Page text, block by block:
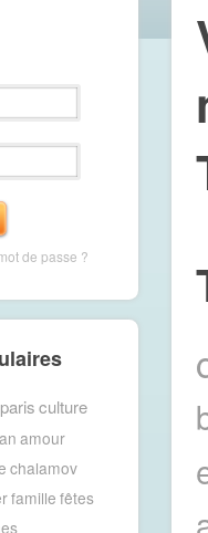
de passe ?
parisculture
amour
chalamov
famille fêtes